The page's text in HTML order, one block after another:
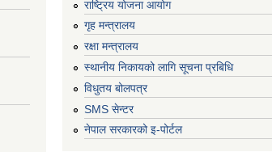
राष्ट्रिय योजना आयोग
गृह मन्त्रालय
रक्षा मन्त्रालय
स्थानीय निकायको लागि सूचना प्रबिधि
विधुतय बोलपत्र
SMS सेन्टर
नेपाल सरकारको इ-पोर्टल